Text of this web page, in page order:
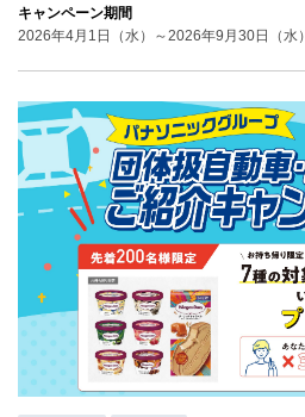
キャンペーン期間
2026年4月1日（水）～2026年9月30日（水）